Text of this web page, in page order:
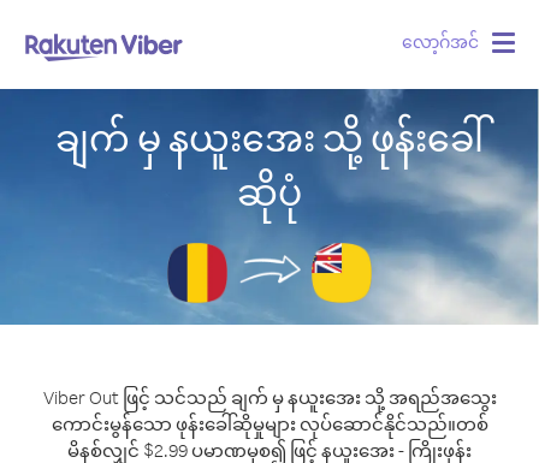
လော့ဂ်အင်
ချက် မှ နယူးအေး သို့ ဖုန်းခေါ်
ဆိုပုံ
Viber Out ဖြင့် သင်သည် ချက် မှ နယူးအေး သို့ အရည်အသွေး
ကောင်းမွန်သော ဖုန်းခေါ်ဆိုမှုများ လုပ်ဆောင်နိုင်သည်။တစ်
မိနစ်လျှင် $2.99 ပမာဏမှစ၍ ဖြင့် နယူးအေး - ကြိုးဖုန်း